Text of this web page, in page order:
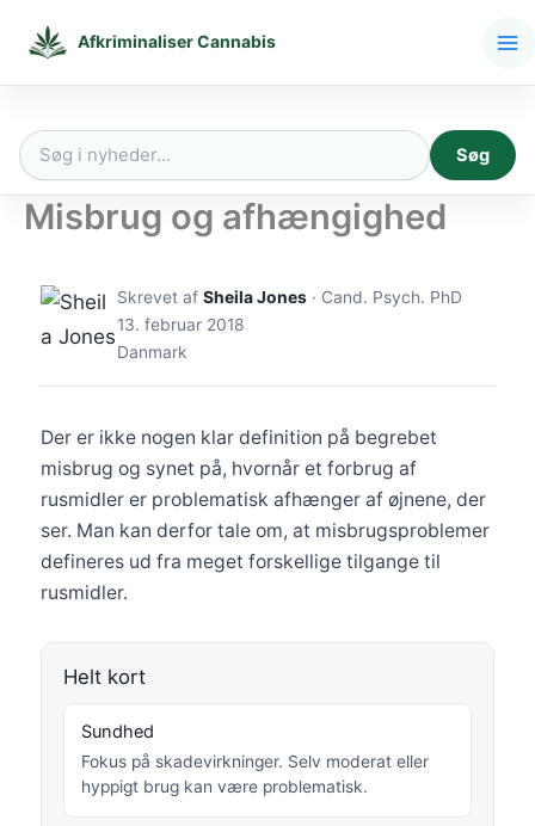
Afkriminaliser Cannabis
Søg
Søg
Misbrug og afhængighed
Skrevet af Sheila Jones · Cand. Psych. PhD
13. februar 2018
Danmark
Der er ikke nogen klar definition på begrebet
misbrug og synet på, hvornår et forbrug af
rusmidler er problematisk afhænger af øjnene, der
ser. Man kan derfor tale om, at misbrugsproblemer
defineres ud fra meget forskellige tilgange til
rusmidler.
Helt kort
Sundhed
Fokus på skadevirkninger. Selv moderat eller
hyppigt brug kan være problematisk.